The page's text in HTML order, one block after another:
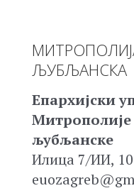
ЉУБЉАНСКА
Епархијски
Митрополије
љубљанске
Илица 7/ИИ,